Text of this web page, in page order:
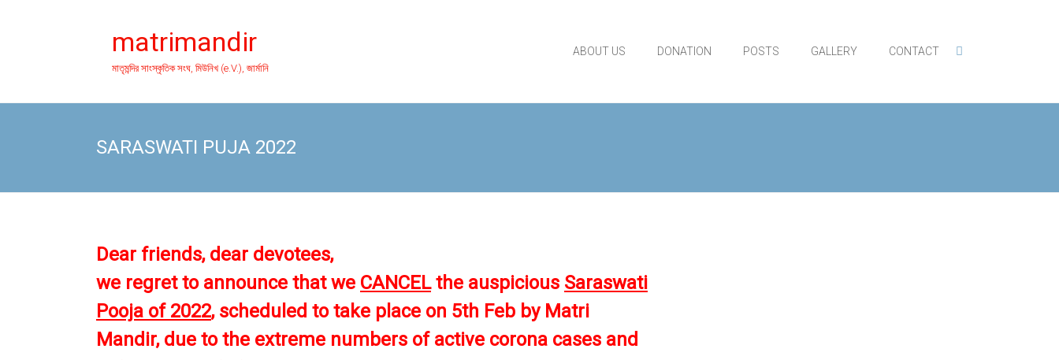
matrimandir
মাতৃমন্দির সাংস্কৃতিক সংঘ, মিউনিখ (e.V.), জার্মানি
ABOUT US DONATION POSTS GALLERY CONTACT
SARASWATI PUJA 2022
Dear friends, dear devotees,
we regret to announce that we CANCEL the auspicious Saraswati
Pooja of 2022, scheduled to take place on 5th Feb by Matri
Mandir, due to the extreme numbers of active corona cases and